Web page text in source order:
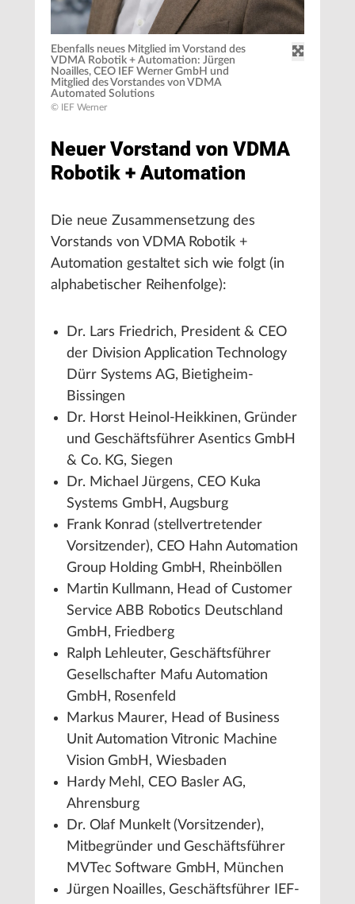
Ebenfalls neues Mitglied im Vorstand des
VDMA Robotik + Automation: Jürgen
Noailles, CEO IEF Werner GmbH und
Mitglied des Vorstandes von VDMA
Automated Solutions
© IEF Werner
Neuer Vorstand von VDMA
Robotik + Automation
Die neue Zusammensetzung des
Vorstands von VDMA Robotik +
Automation gestaltet sich wie folgt (in
alphabetischer Reihenfolge):
Dr. Lars Friedrich, President & CEO
der Division Application Technology
Dürr Systems AG, Bietigheim-
Bissingen
Dr. Horst Heinol-Heikkinen, Gründer
und Geschäftsführer Asentics GmbH
& Co. KG, Siegen
Dr. Michael Jürgens, CEO Kuka
Systems GmbH, Augsburg
Frank Konrad (stellvertretender
Vorsitzender), CEO Hahn Automation
Group Holding GmbH, Rheinböllen
Martin Kullmann, Head of Customer
Service ABB Robotics Deutschland
GmbH, Friedberg
Ralph Lehleuter, Geschäftsführer
Gesellschafter Mafu Automation
GmbH, Rosenfeld
Markus Maurer, Head of Business
Unit Automation Vitronic Machine
Vision GmbH, Wiesbaden
Hardy Mehl, CEO Basler AG,
Ahrensburg
Dr. Olaf Munkelt (Vorsitzender),
Mitbegründer und Geschäftsführer
MVTec Software GmbH, München
Jürgen Noailles, Geschäftsführer IEF-